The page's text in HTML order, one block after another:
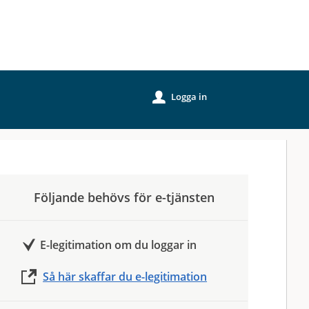
u Logga in
Följande behövs för e-tjänsten
E-legitimation om du loggar in
Så här skaffar du e-legitimation